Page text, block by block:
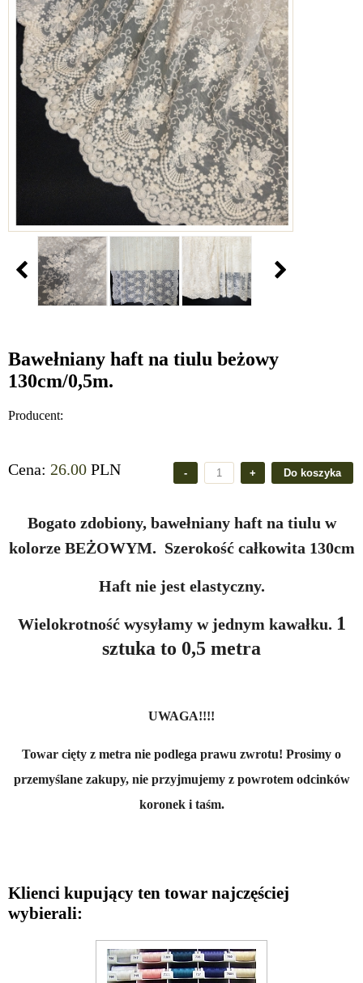
Bawełniany haft na tiulu beżowy
130cm/0,5m.
Producent:
Cena: 26.00 PLN
Bogato zdobiony, bawełniany haft na tiulu w
kolorze BEŻOWYM. Szerokość całkowita 130cm
Haft nie jest elastyczny.
Wielokrotność wysyłamy w jednym kawałku. 1
sztuka to 0,5 metra
UWAGA!!!!
Towar cięty z metra nie podlega prawu zwrotu! Prosimy o
przemyślane zakupy, nie przyjmujemy z powrotem odcinków
koronek i taśm.
Klienci kupujący ten towar najczęściej
wybierali: